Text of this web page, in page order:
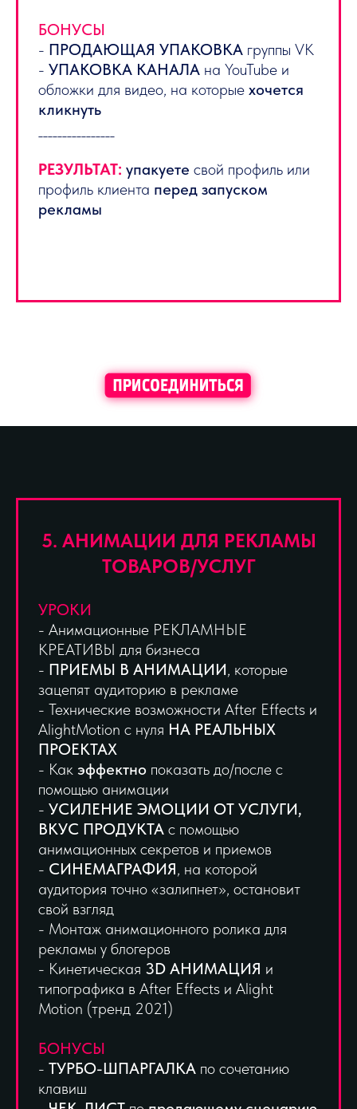
БОНУСЫ
- ПРОДАЮЩАЯ УПАКОВКА группы VK
- УПАКОВКА КАНАЛА на YouTube и
обложки для видео, на которые хочется
кликнуть
РЕЗУЛЬТАТ: упакуете свой профиль или
профиль клиента перед запуском
рекламы
5. АНИМАЦИИ ДЛЯ РЕКЛАМЫ
ТОВАРОВ/УСЛУГ
УРОКИ
- Анимационные РЕКЛАМНЫЕ
КРЕАТИВЫ для бизнеса
- ПРИЕМЫ В АНИМАЦИИ, которые
зацепят аудиторию в рекламе
- Технические возможности After Effects и
AlightMotion с нуля НА РЕАЛЬНЫХ
ПРОЕКТАХ
- Как эффектно показать до/после с
помощью анимации
- УСИЛЕНИЕ ЭМОЦИИ ОТ УСЛУГИ,
ВКУС ПРОДУКТА с помощью
анимационных секретов и приемов
- СИНЕМАГРАФИЯ, на которой
аудитория точно «залипнет», остановит
свой взгляд
- Монтаж анимационного ролика для
рекламы у блогеров
- Кинетическая 3D АНИМАЦИЯ и
типографика в After Effects и Alight
Motion (тренд 2021)
БОНУСЫ
- ТУРБО-ШПАРГАЛКА по сочетанию
клавиш